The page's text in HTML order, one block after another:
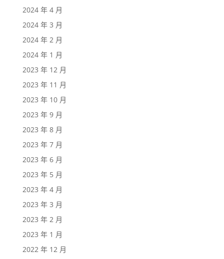
2024 年 4 月
2024 年 3 月
2024 年 2 月
2024 年 1 月
2023 年 12 月
2023 年 11 月
2023 年 10 月
2023 年 9 月
2023 年 8 月
2023 年 7 月
2023 年 6 月
2023 年 5 月
2023 年 4 月
2023 年 3 月
2023 年 2 月
2023 年 1 月
2022 年 12 月